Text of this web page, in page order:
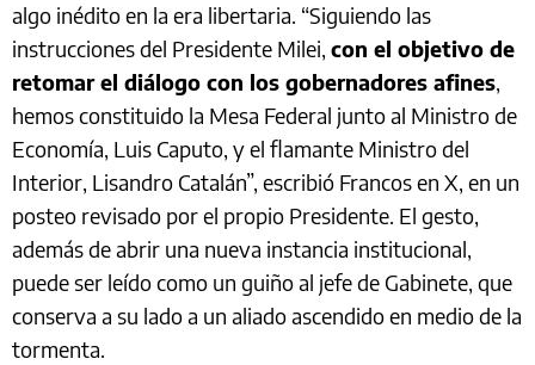
algo inédito en la era libertaria. “Siguiendo las
instrucciones del Presidente Milei, con el objetivo de
retomar el diálogo con los gobernadores afines,
hemos constituido la Mesa Federal junto al Ministro de
Economía, Luis Caputo, y el flamante Ministro del
Interior, Lisandro Catalán”, escribió Francos en X, en un
posteo revisado por el propio Presidente. El gesto,
además de abrir una nueva instancia institucional,
puede ser leído como un guiño al jefe de Gabinete, que
conserva a su lado a un aliado ascendido en medio de la
tormenta.